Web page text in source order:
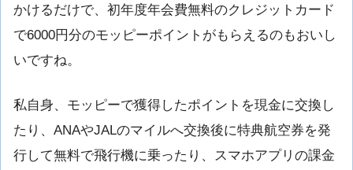
かけるだけで、初年度年会費無料のクレジットカード
で6000円分のモッピーポイントがもらえるのもおいし
いですね。
私自身、モッピーで獲得したポイントを現金に交換し
たり、ANAやJALのマイルへ交換後に特典航空券を発
行して無料で飛行機に乗ったり、スマホアプリの課金